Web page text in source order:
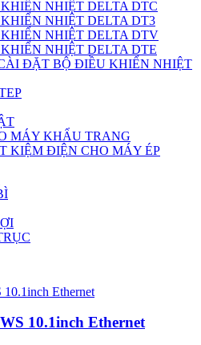
NHIỆT DELTA DTC
NHIỆT DELTA DT3
NHIỆT DELTA DTV
NHIỆT DELTA DTE
ĐẶT BỘ ĐIỀU KHIỂN NHIỆT
MÁY KHẨU TRANG
KIỆM ĐIỆN CHO MÁY ÉP
10.1inch Ethernet